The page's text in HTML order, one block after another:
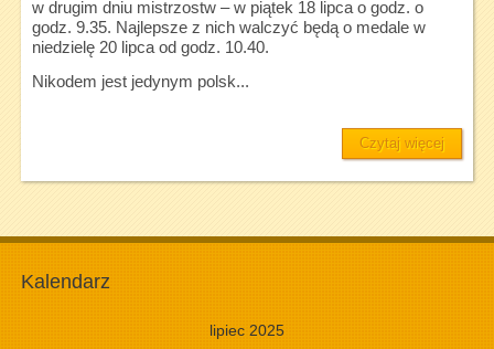
w drugim dniu mistrzostw – w piątek 18 lipca o godz. o
godz. 9.35. Najlepsze z nich walczyć będą o medale w
niedzielę 20 lipca od godz. 10.40.
Nikodem jest jedynym polsk...
Czytaj więcej
Kalendarz
lipiec 2025